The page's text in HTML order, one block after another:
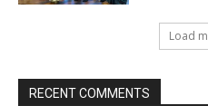
Load
RECENT COMMENTS